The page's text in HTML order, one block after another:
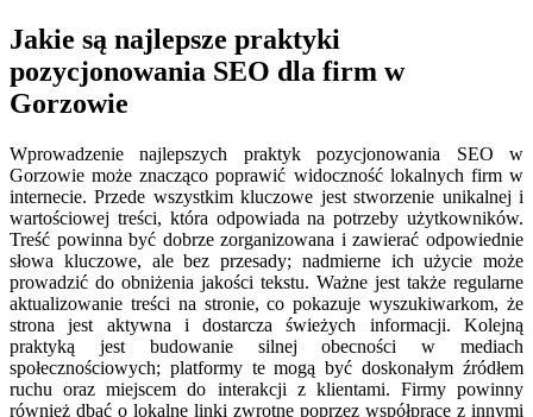
Jakie są najlepsze praktyki
pozycjonowania SEO dla firm w
Gorzowie
Wprowadzenie najlepszych praktyk pozycjonowania SEO w
Gorzowie może znacząco poprawić widoczność lokalnych firm w
internecie. Przede wszystkim kluczowe jest stworzenie unikalnej i
wartościowej treści, która odpowiada na potrzeby użytkowników.
Treść powinna być dobrze zorganizowana i zawierać odpowiednie
słowa kluczowe, ale bez przesady; nadmierne ich użycie może
prowadzić do obniżenia jakości tekstu. Ważne jest także regularne
aktualizowanie treści na stronie, co pokazuje wyszukiwarkom, że
strona jest aktywna i dostarcza świeżych informacji. Kolejną
praktyką jest budowanie silnej obecności w mediach
społecznościowych; platformy te mogą być doskonałym źródłem
ruchu oraz miejscem do interakcji z klientami. Firmy powinny
również dbać o lokalne linki zwrotne poprzez współpracę z innymi